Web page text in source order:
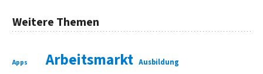
Weitere Themen
Apps Arbeitsmarkt Ausbildung